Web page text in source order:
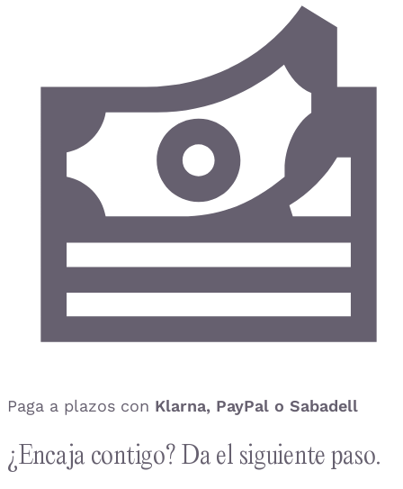
Paga a plazos con Klarna, PayPal o Sabadell
¿Encaja contigo? Da el siguiente paso.